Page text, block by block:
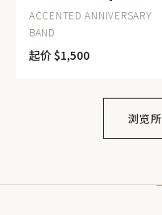
ACCENTED ANNIVERSARY
BAND
起价 $1,500
浏览